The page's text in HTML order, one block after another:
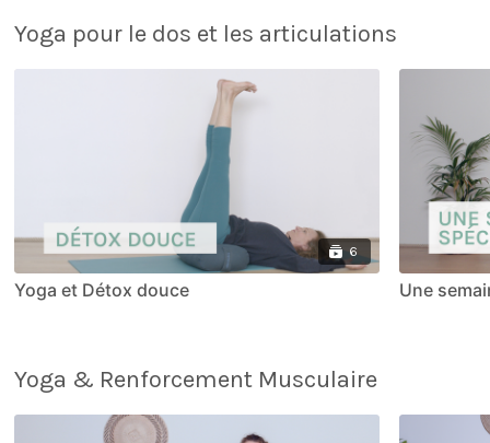
Yoga pour le dos et les articulations
6
Yoga et Détox douce Une
Yoga & Renforcement Musculaire